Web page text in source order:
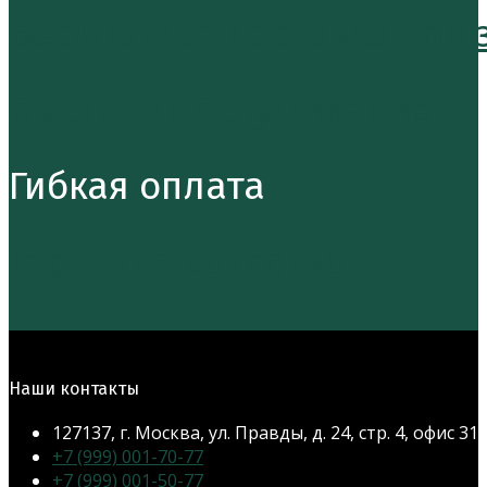
Бесплатная доставка при
Гибкая оплата
Наши контакты
127137, г. Москва, ул. Правды, д. 24, стр. 4, офис 317
+7 (999) 001-70-77Откроется
в
+7 (999) 001-50-77Откроется